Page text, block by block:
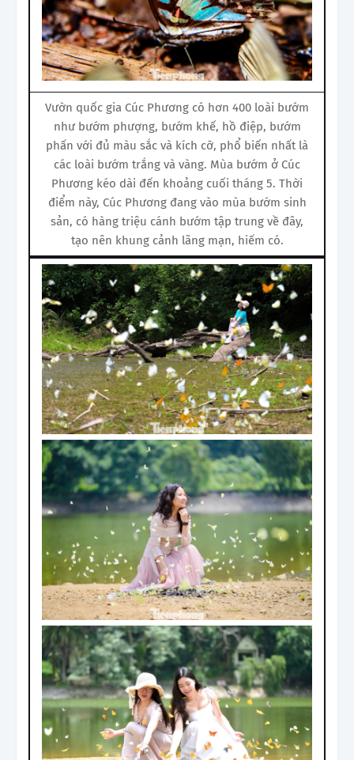
Vườn quốc gia Cúc Phương có hơn 400 loài bướm
như bướm phượng, bướm khế, hồ điệp, bướm
phấn với đủ màu sắc và kích cỡ, phổ biến nhất là
các loài bướm trắng và vàng. Mùa bướm ở Cúc
Phương kéo dài đến khoảng cuối tháng 5. Thời
điểm này, Cúc Phương đang vào mùa bướm sinh
sản, có hàng triệu cánh bướm tập trung về đây,
tạo nên khung cảnh lãng mạn, hiếm có.